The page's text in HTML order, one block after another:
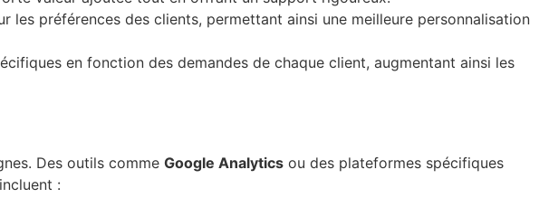
les préférences des clients, permettant ainsi une meilleure personnalisation
en fonction des demandes de chaque client, augmentant ainsi les
Des outils comme Google Analytics ou des plateformes spécifiques
: